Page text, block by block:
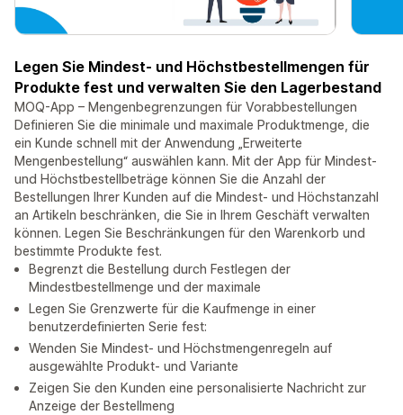
Legen Sie Mindest- und Höchstbestellmengen für
Produkte fest und verwalten Sie den Lagerbestand
MOQ-App – Mengenbegrenzungen für Vorabbestellungen
Definieren Sie die minimale und maximale Produktmenge, die
ein Kunde schnell mit der Anwendung „Erweiterte
Mengenbestellung“ auswählen kann. Mit der App für Mindest-
und Höchstbestellbeträge können Sie die Anzahl der
Bestellungen Ihrer Kunden auf die Mindest- und Höchstanzahl
an Artikeln beschränken, die Sie in Ihrem Geschäft verwalten
können. Legen Sie Beschränkungen für den Warenkorb und
bestimmte Produkte fest.
Begrenzt die Bestellung durch Festlegen der
Mindestbestellmenge und der maximale
Legen Sie Grenzwerte für die Kaufmenge in einer
benutzerdefinierten Serie fest:
Wenden Sie Mindest- und Höchstmengenregeln auf
ausgewählte Produkt- und Variante
Zeigen Sie den Kunden eine personalisierte Nachricht zur
Anzeige der Bestellmeng